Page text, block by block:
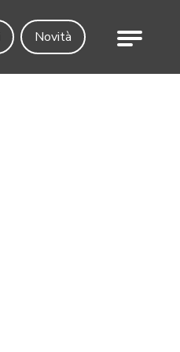
Novità Menu